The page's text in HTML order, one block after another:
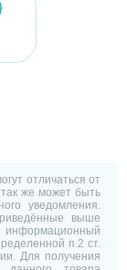
отличаться от
же может быть
уведомления.
выше
информационный
п.2 ст.
Для получения